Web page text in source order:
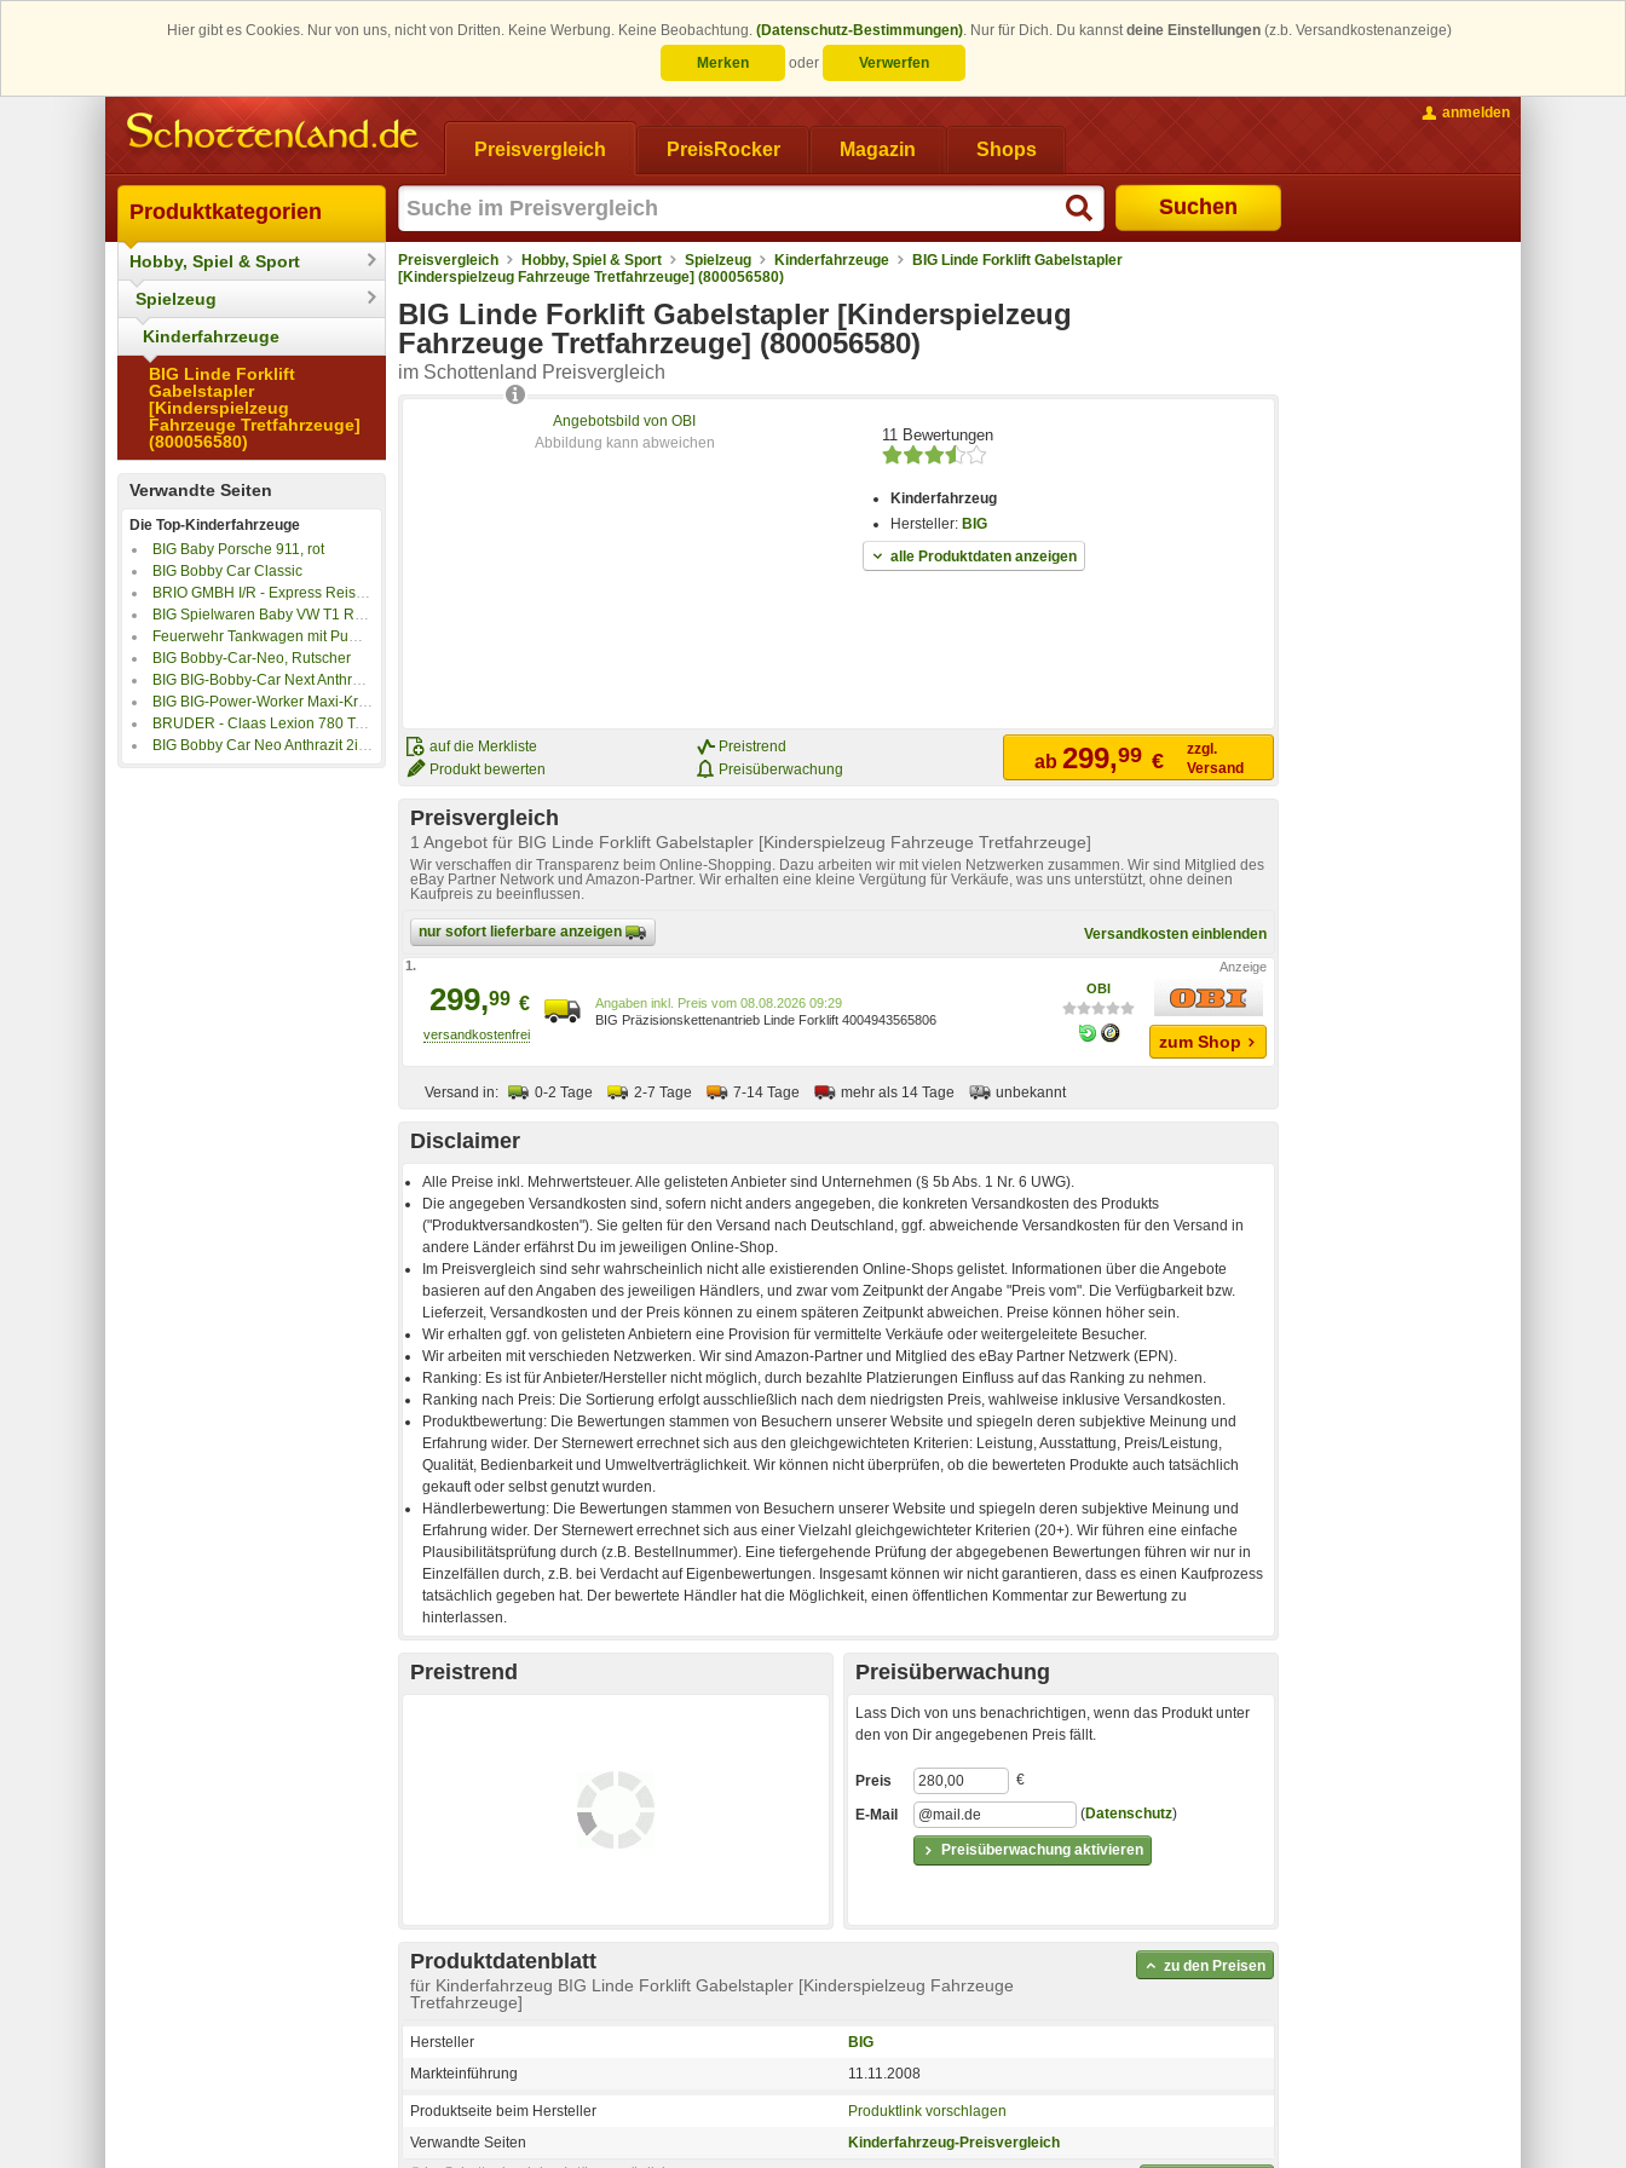
Hier gibt es Cookies. Nur von uns, nicht von Dritten. Keine Werbung. Keine Beobachtung. (Datenschutz-Bestimmungen). Nur für Dich. Du kannstdeine Einstellungen (z.b. Versandkostenanzeige)
Merken
oder Verwerfen
Preisvergleich PreisRocker Magazin Shops
Suchen
anmelden
Produktkategorien
Hobby, Spiel & Sport
Spielzeug
Kinderfahrzeuge
BIG Linde Forklift
Gabelstapler
[Kinderspielzeug
Fahrzeuge Tretfahrzeuge]
(800056580)
Verwandte Seiten
Die Top-Kinderfahrzeuge
BIG Baby Porsche 911, rot
BIG Bobby Car Classic
BRIO GMBH I/R - Express Reisezug
BIG Spielwaren Baby VW T1 Rot von BIG mit Hupe
Feuerwehr Tankwagen mit Pumpe und Spritze
BIG Bobby-Car-Neo, Rutscher
BIG BIG-Bobby-Car Next Anthrazit/Rot
BIG BIG-Power-Worker Maxi-Kran
BRUDER - Claas Lexion 780 Terra Trac Mähdrescher A4528378
BIG Bobby Car Neo Anthrazit 2in1 (Pink-Türkis)
Preisvergleich Hobby, Spiel & Sport Spielzeug Kinderfahrzeuge
BIG Linde Forklift Gabelstapler
[Kinderspielzeug Fahrzeuge Tretfahrzeuge] (800056580)
BIG Linde Forklift Gabelstapler [Kinderspielzeug
Fahrzeuge Tretfahrzeuge] (800056580)
im Schottenland Preisvergleich
Angebotsbild von OBI
11 Bewertungen
Kinderfahrzeug
Hersteller: BIG
alle Produktdaten anzeigen
auf die Merkliste
Produkt bewerten
Preistrend
Preisüberwachung
ab 299,99 €
zzgl.
Versand
Preisvergleich
1 Angebot für BIG Linde Forklift Gabelstapler [Kinderspielzeug Fahrzeuge Tretfahrzeuge]
Wir verschaffen dir Transparenz beim Online-Shopping. Dazu arbeiten wir mit vielen Netzwerken zusammen. Wir sind Mitglied des
eBay Partner Network und Amazon-Partner. Wir erhalten eine kleine Vergütung für Verkäufe, was uns unterstützt, ohne deinen
Kaufpreis zu beeinflussen.
nur sofort lieferbare anzeigen Versandkosten einblenden
1.
299,99 €
Preis vom 08.08.2026 09:29
BIG Präzisionskettenantrieb Linde Forklift 4004943565806
OBI
zum Shop
Versand in: 0-2 Tage 2-7 Tage 7-14 Tage mehr als 14 Tage unbekannt
Disclaimer
Preistrend Preisüberwachung
Lass Dich von uns benachrichtigen, wenn das Produkt unter
den von Dir angegebenen Preis fällt.
Preisüberwachung aktivieren
Preis €
E-Mail (Datenschutz)
Produktdatenblatt
für Kinderfahrzeug BIG Linde Forklift Gabelstapler [Kinderspielzeug Fahrzeuge
Tretfahrzeuge]
zu den Preisen
Hersteller
BIG
Markteinführung
11.11.2008
Produktseite beim Hersteller
Produktlink vorschlagen
Verwandte Seiten
Kinderfahrzeug-Preisvergleich